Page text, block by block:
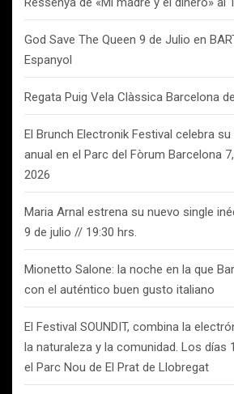
God Save The Queen 9 de Julio en
Espanyol
Regata Puig Vela Clàssica Barcelona
El Brunch Electronik Festival celebra
anual en el Parc del Fòrum Barcelona
2026
Maria Arnal estrena su nuevo single
9 de julio // 19:30 hrs.
Mionetto Salone: la noche en la que
con el auténtico buen gusto italiano
El Festival SOUNDIT, combina la
la naturaleza y la comunidad. Los días
el Parc Nou de El Prat de Llobregat